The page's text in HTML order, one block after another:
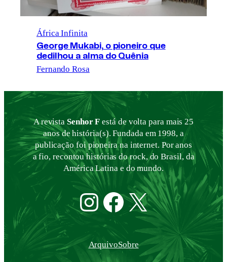
África Infinita
George Mukabi, o pioneiro que
dedilhou a alma do Quênia
Fernando Rosa
A revistaSenhor F está de volta para mais 25
anos de história(s). Fundada em 1998, a
publicação foi pioneira na internet. Por anos
a fio, recontou histórias do rock, do Brasil, da
América Latina e do mundo.
Instagram
Facebook
Twitter
ArquivoSobre